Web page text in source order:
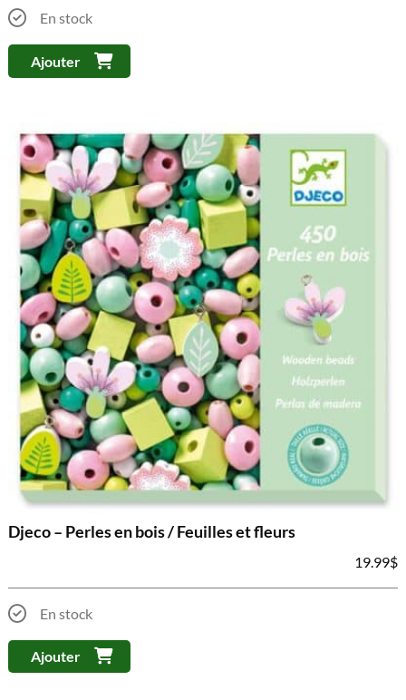
En stock
Ajouter
Djeco – Perles en bois / Feuilles et fleurs
19.99$
En stock
Ajouter